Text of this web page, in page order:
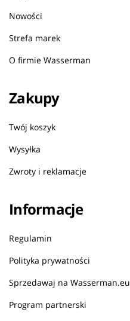
Nowości
Strefa marek
O firmie Wasserman
Zakupy
Twój koszyk
Wysyłka
Zwroty i reklamacje
Informacje
Regulamin
Polityka prywatności
Sprzedawaj na Wasserman.eu
Program partnerski